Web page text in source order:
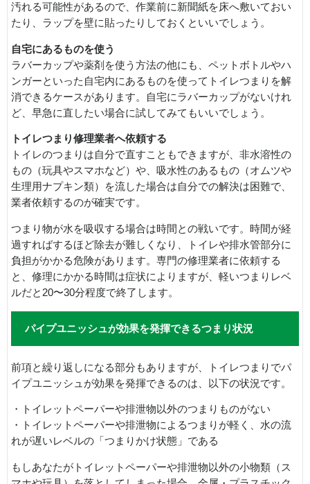
汚れる可能性があるので、作業前に新聞紙を床へ敷いておい
たり、ラップを壁に貼ったりしておくといいでしょう。
自宅にあるものを使う
ラバーカップや薬剤を使う方法の他にも、ペットボトルやハ
ンガーといった自宅内にあるものを使ってトイレつまりを解
消できるケースがあります。自宅にラバーカップがないけれ
ど、早急に直したい場合に試してみてもいいでしょう。
トイレつまり修理業者へ依頼する
トイレのつまりは自分で直すこともできますが、非水溶性の
もの（玩具やスマホなど）や、吸水性のあるもの（オムツや
生理用ナプキン類）を流した場合は自分での解決は困難で、
業者依頼するのが確実です。
つまり物が水を吸収する場合は時間との戦いです。時間が経
過すればするほど除去が難しくなり、トイレや排水管部分に
負担がかかる危険があります。専門の修理業者に依頼する
と、修理にかかる時間は症状によりますが、軽いつまりレベ
ルだと20〜30分程度で終了します。
パイプユニッシュが効果を発揮できるつまり状況
前項と繰り返しになる部分もありますが、トイレつまりでパ
イプユニッシュが効果を発揮できるのは、以下の状況です。
・トイレットペーパーや排泄物以外のつまりものがない
・トイレットペーパーや排泄物によるつまりが軽く、水の流
れが遅いレベルの「つまりかけ状態」である
もしあなたがトイレットペーパーや排泄物以外の小物類（ス